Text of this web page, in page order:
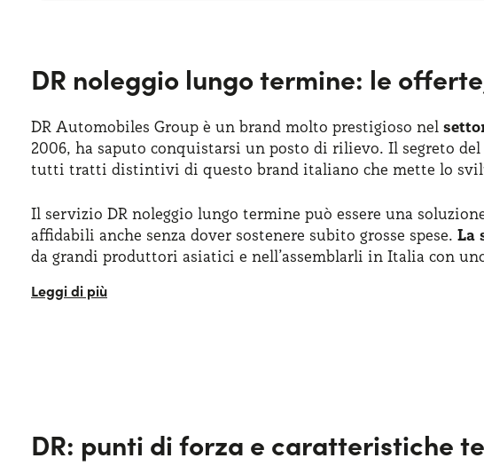
DR noleggio lungo termine: le
DR Automobiles Group è un brand molto prestigioso nel
2006, ha saputo conquistarsi un posto di rilievo. Il segreto
tutti tratti distintivi di questo brand italiano che mette lo
Il servizio DR noleggio lungo termine può essere una
affidabili anche senza dover sostenere subito grosse spese. La
da grandi produttori asiatici e nell’assemblarli in Italia con
Optare per il DR noleggio lungo termine significa mettersi
Il successo di DR è stato grande anche perché ha ampliato
.
motori in grado di combinare performance, consumi ridotti
DR: punti di forza e caratteristiche